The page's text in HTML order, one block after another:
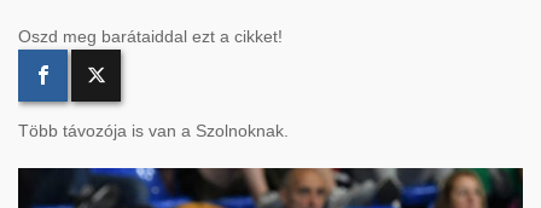
Oszd meg barátaiddal ezt a cikket!
Több távozója is van a Szolnoknak.